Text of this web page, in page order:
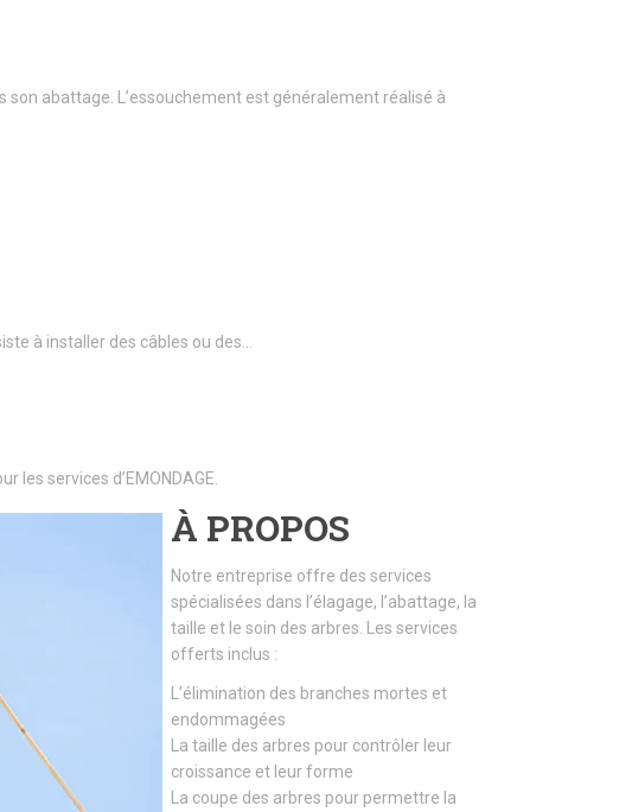
son abattage. L’essouchement est généralement réalisé à
à installer des câbles ou des…
services d’EMONDAGE.
À PROPOS
Notre entreprise offre des services
spécialisées dans l’élagage, l’abattage, la
taille et le soin des arbres. Les services
offerts inclus :
L’élimination des branches mortes et
endommagées
La taille des arbres pour contrôler leur
croissance et leur forme
La coupe des arbres pour permettre la